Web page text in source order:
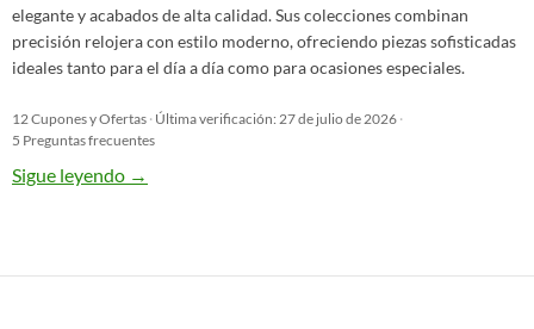
elegante y acabados de alta calidad. Sus colecciones combinan
precisión relojera con estilo moderno, ofreciendo piezas sofisticadas
ideales tanto para el día a día como para ocasiones especiales.
12 Cupones y Ofertas · Última verificación: 27 de julio de 2026 ·
5 Preguntas frecuentes
Sigue leyendo →